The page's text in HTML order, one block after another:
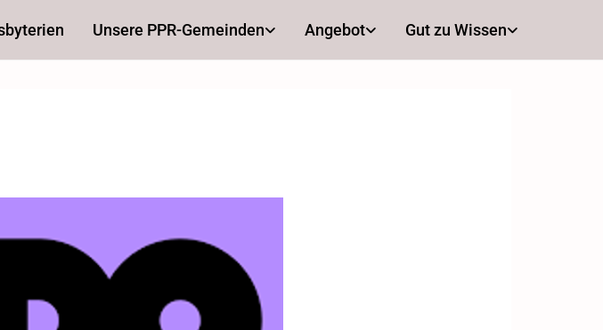
Unsere PPR-Gemeinden Angebot Gut zu Wissen